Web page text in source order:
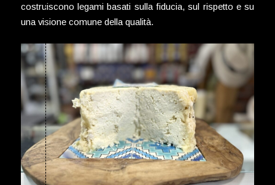
costruiscono legami basati sulla fiducia, sul rispetto e su
una visione comune della qualità.